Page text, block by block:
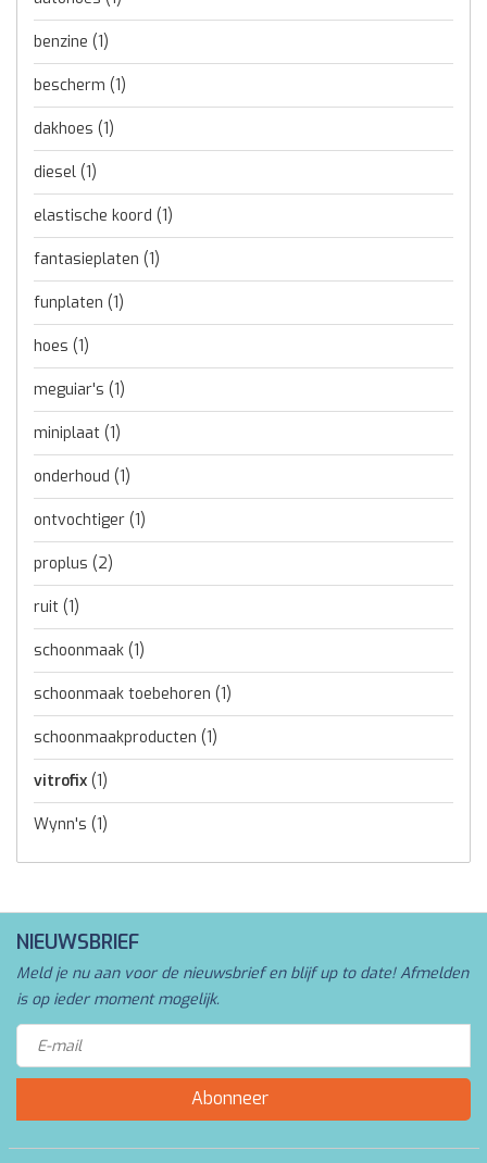
benzine (1)
bescherm (1)
dakhoes (1)
diesel (1)
elastische koord (1)
fantasieplaten (1)
funplaten (1)
hoes (1)
meguiar's (1)
miniplaat (1)
onderhoud (1)
ontvochtiger (1)
proplus (2)
ruit (1)
schoonmaak (1)
schoonmaak toebehoren (1)
schoonmaakproducten (1)
vitrofix (1)
Wynn's (1)
NIEUWSBRIEF
Meld je nu aan voor de nieuwsbrief en blijf up to date! Afmelden
is op ieder moment mogelijk.
Abonneer